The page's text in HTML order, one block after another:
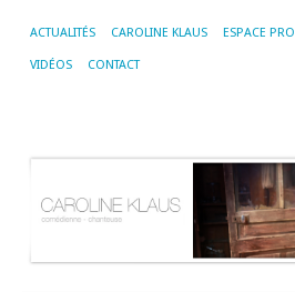
ACTUALITÉS CAROLINE KLAUS ESPACE PRO
VIDÉOS CONTACT